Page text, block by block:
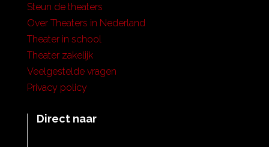
Steun de theaters
Over Theaters in Nederland
Theater in school
Theater zakelijk
Veelgestelde vragen
Privacy policy
Direct naar